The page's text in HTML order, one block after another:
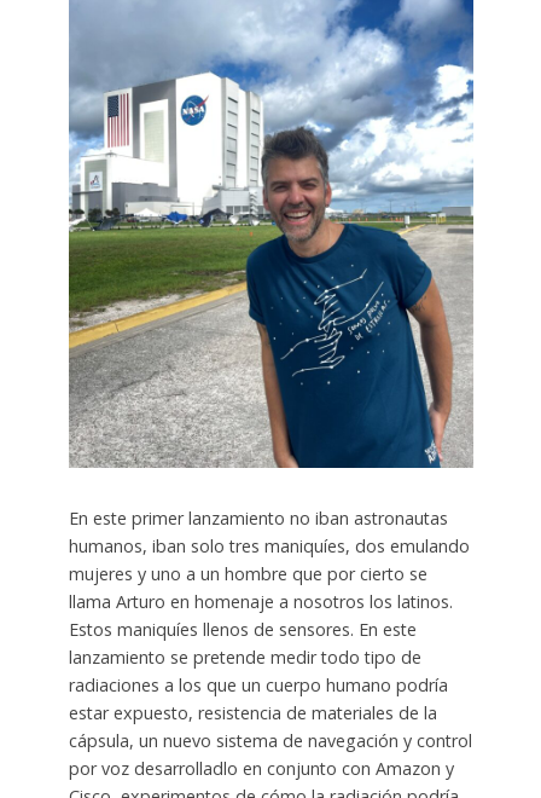
En este primer lanzamiento no iban astronautas
humanos, iban solo tres maniquíes, dos emulando
mujeres y uno a un hombre que por cierto se
llama Arturo en homenaje a nosotros los latinos.
Estos maniquíes llenos de sensores. En este
lanzamiento se pretende medir todo tipo de
radiaciones a los que un cuerpo humano podría
estar expuesto, resistencia de materiales de la
cápsula, un nuevo sistema de navegación y control
por voz desarrolladlo en conjunto con Amazon y